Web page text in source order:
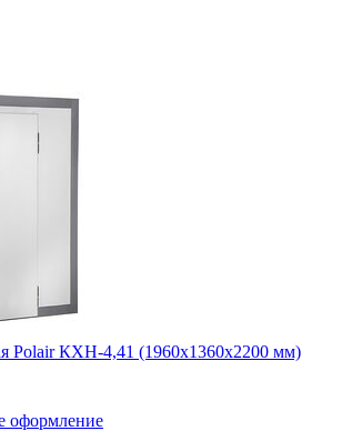
Polair КХН-4,41 (1960х1360х2200 мм)
оформление